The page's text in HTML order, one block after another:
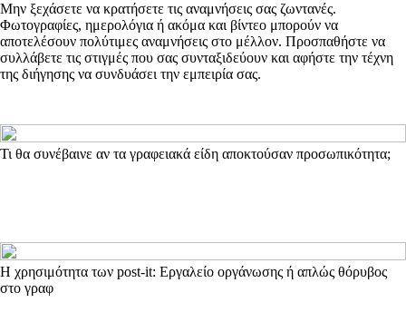
Μην ξεχάσετε να κρατήσετε τις αναμνήσεις σας ζωντανές.
Φωτογραφίες, ημερολόγια ή ακόμα και βίντεο μπορούν να
αποτελέσουν πολύτιμες αναμνήσεις στο μέλλον. Προσπαθήστε να
συλλάβετε τις στιγμές που σας συνταξιδεύουν και αφήστε την τέχνη
της διήγησης να συνδυάσει την εμπειρία σας.
Τι θα συνέβαινε αν τα γραφειακά είδη αποκτούσαν προσωπικότητα;
Η χρησιμότητα των post-it: Εργαλείο οργάνωσης ή απλώς θόρυβος
στο γραφ